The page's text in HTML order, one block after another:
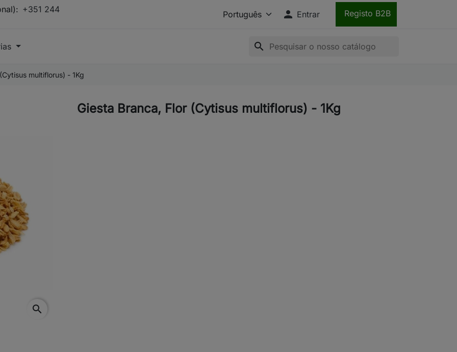
+351 244
 Entrar Registo B2B
search
multiflorus) - 1Kg
search
Giesta Branca, Flor (Cytisus multiflorus) - 1Kg